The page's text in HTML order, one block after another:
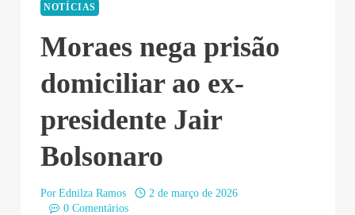
NOTÍCIAS
Moraes nega prisão
domiciliar ao ex-
presidente Jair
Bolsonaro
Por Ednilza Ramos
2 de março de 2026
0 Comentários